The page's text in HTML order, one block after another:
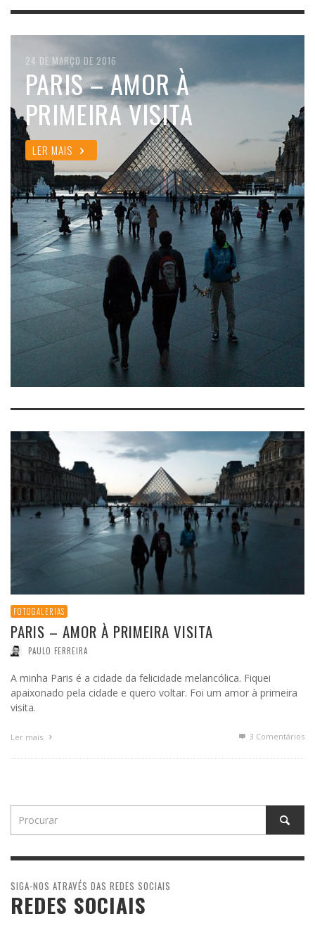
24 DE MARÇO DE 2016
PARIS – AMOR À
PRIMEIRA VISITA
LER MAIS
FOTOGALERIAS
PARIS – AMOR À PRIMEIRA VISITA
PAULO FERREIRA
A minha Paris é a cidade da felicidade melancólica. Fiquei
apaixonado pela cidade e quero voltar. Foi um amor à primeira
visita.
Ler mais 3 Comentários
SIGA-NOS ATRAVÉS DAS REDES SOCIAIS
REDES SOCIAIS